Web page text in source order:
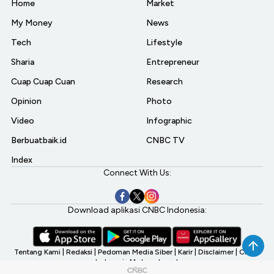
Home
My Money
Tech
Sharia
Cuap Cuap Cuan
Opinion
Video
Berbuatbaik.id
Index
Market
News
Lifestyle
Entrepreneur
Research
Photo
Infographic
CNBC TV
Connect With Us:
Download aplikasi CNBC Indonesia:
Tentang Kami Redaksi Pedoman Media Siber Karir Disclaimer CNBC
Indonesia My Investment
©2026 CNBC Indonesia, A Transmedia Company